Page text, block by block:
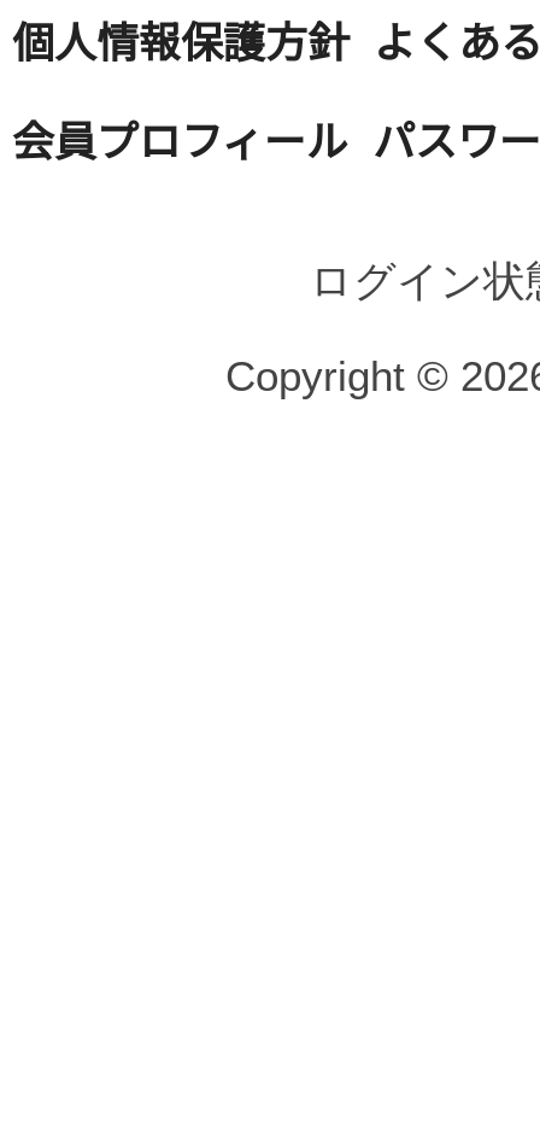
個人情報保護方針 よくあ
会員プロフィール パスワ
ログイン
Copyright ©